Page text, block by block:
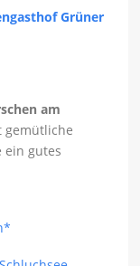
Grüner
am
gemütliche
ein gutes